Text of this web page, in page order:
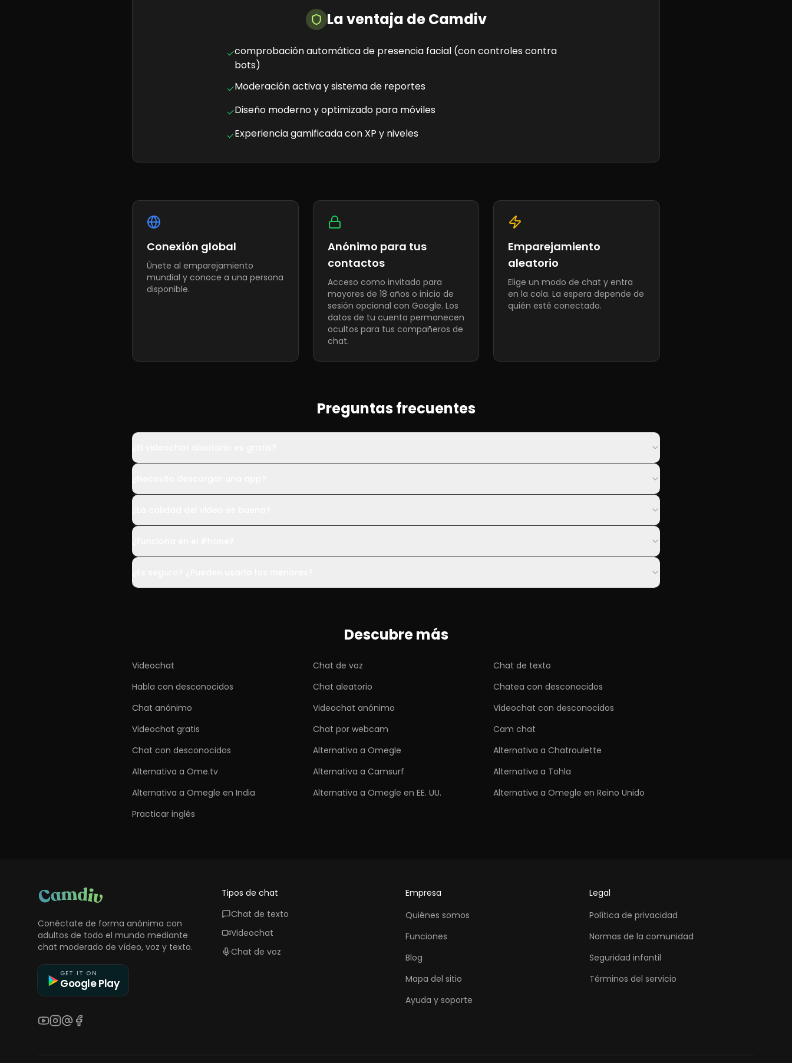
La ventaja de Camdiv
✓comprobación automática de presencia facial (con controles contra
bots)
✓Moderación activa y sistema de reportes
✓Diseño moderno y optimizado para móviles
✓Experiencia gamificada con XP y niveles
Conexión global
Únete al emparejamiento
mundial y conoce a una persona
disponible.
Anónimo para tus
contactos
Acceso como invitado para
mayores de 18 años o inicio de
sesión opcional con Google. Los
datos de tu cuenta permanecen
ocultos para tus compañeros de
chat.
Emparejamiento
aleatorio
Elige un modo de chat y entra
en la cola. La espera depende de
quién esté conectado.
Preguntas frecuentes
Descubre más
Videochat Chat de voz
Chat de texto
Habla con desconocidos
Chat aleatorio
Chatea con desconocidos
Chat anónimo
Videochat anónimo
Videochat con desconocidos
Videochat gratis
Chat por webcam
Cam chat
Chat con desconocidos
Alternativa a Omegle
Alternativa a Chatroulette
Alternativa a Ome.tv
Alternativa a Camsurf
Alternativa a Tohla
Alternativa a Omegle en India
Alternativa a Omegle en EE. UU.
Alternativa a Omegle en Reino Unido
Practicar inglés
Conéctate de forma anónima con
adultos de todo el mundo mediante
chat moderado de vídeo, voz y texto.
GET IT ON
Google Play
Tipos de chat
Chat de texto
Videochat
Chat de voz
Empresa
Quiénes somos
Funciones
Blog
Mapa del sitio
Ayuda y soporte
Legal
Política de privacidad
Normas de la comunidad
Seguridad infantil
Términos del servicio